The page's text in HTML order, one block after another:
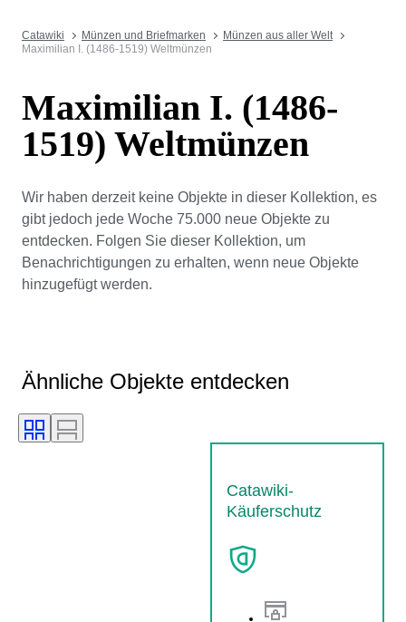
Catawiki Münzen und Briefmarken
Münzen aus aller Welt
Maximilian I. (1486-1519) Weltmünzen
Maximilian I. (1486-
1519) Weltmünzen
Wir haben derzeit keine Objekte in dieser Kollektion, es
gibt jedoch jede Woche 75.000 neue Objekte zu
entdecken. Folgen Sie dieser Kollektion, um
Benachrichtigungen zu erhalten, wenn neue Objekte
hinzugefügt werden.
Ähnliche Objekte entdecken
Catawiki-
Käuferschutz